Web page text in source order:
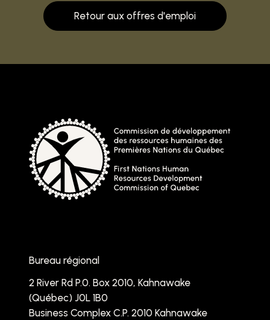
Retour aux offres d'emploi
Bureau régional
2 River Rd P.0. Box 2010, Kahnawake
(Québec) J0L 1B0
Business Complex C.P. 2010 Kahnawake